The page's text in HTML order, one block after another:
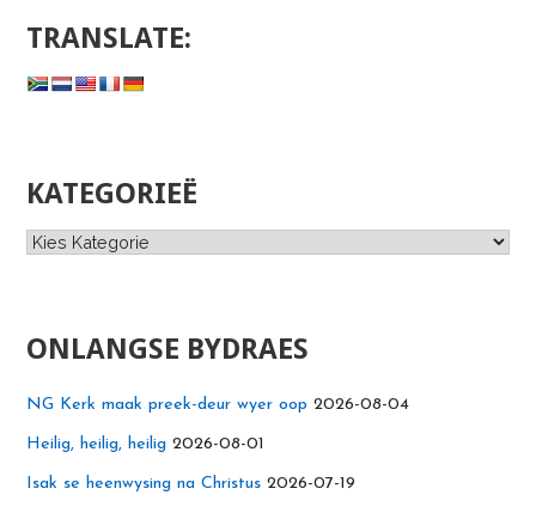
TRANSLATE:
KATEGORIEË
Kategorieë
ONLANGSE BYDRAES
NG Kerk maak preek-deur wyer oop 2026-08-04
Heilig, heilig, heilig 2026-08-01
Isak se heenwysing na Christus 2026-07-19